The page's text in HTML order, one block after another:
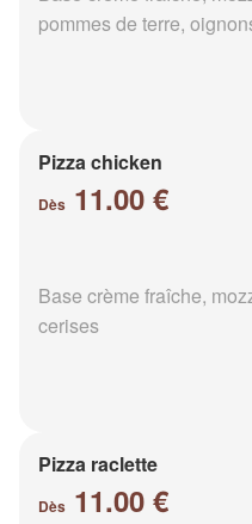
pommes de terre,
Pizza chicken
Dès 11.00 €
Base crème fraîche,
cerises
Pizza raclette
Dès 11.00 €